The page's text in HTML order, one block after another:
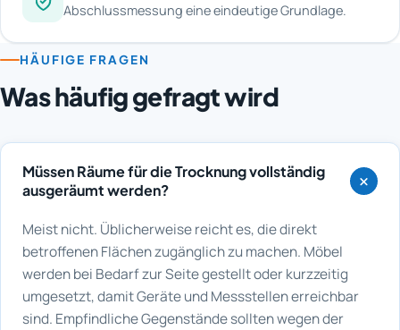
Abschlussmessung eine eindeutige Grundlage.
HÄUFIGE FRAGEN
Was häufig gefragt wird
Müssen Räume für die Trocknung vollständig
ausgeräumt werden?
Meist nicht. Üblicherweise reicht es, die direkt
betroffenen Flächen zugänglich zu machen. Möbel
werden bei Bedarf zur Seite gestellt oder kurzzeitig
umgesetzt, damit Geräte und Messstellen erreichbar
sind. Empfindliche Gegenstände sollten wegen der